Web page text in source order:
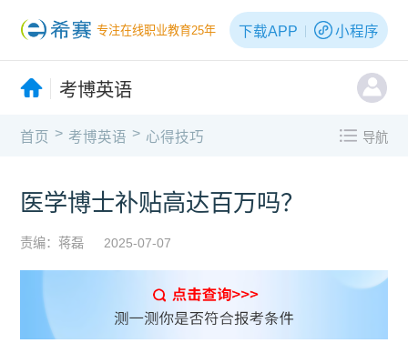
专注在线职业教育25年 下载APP 小程序
考博英语
首页 > 考博英语 > 心得技巧 导航
医学博士补贴高达百万吗？
责编：蒋磊 2025-07-07